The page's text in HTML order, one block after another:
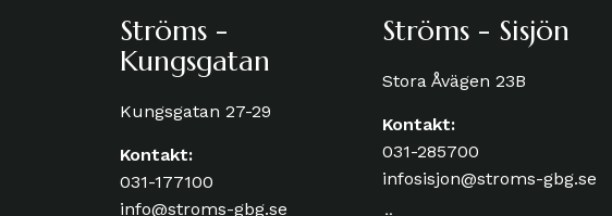
Ströms -
Kungsgatan
Kungsgatan 27-29
Kontakt:
031-177100
info@stroms-gbg.se
Ströms - Sisjön
Stora Åvägen 23B
Kontakt:
031-285700
infosisjon@stroms-gbg.se